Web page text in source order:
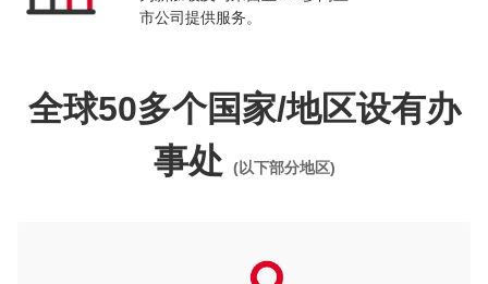
市公司提供服务。
全球50多个国家/地区设有办
事处
(以下部分地区)